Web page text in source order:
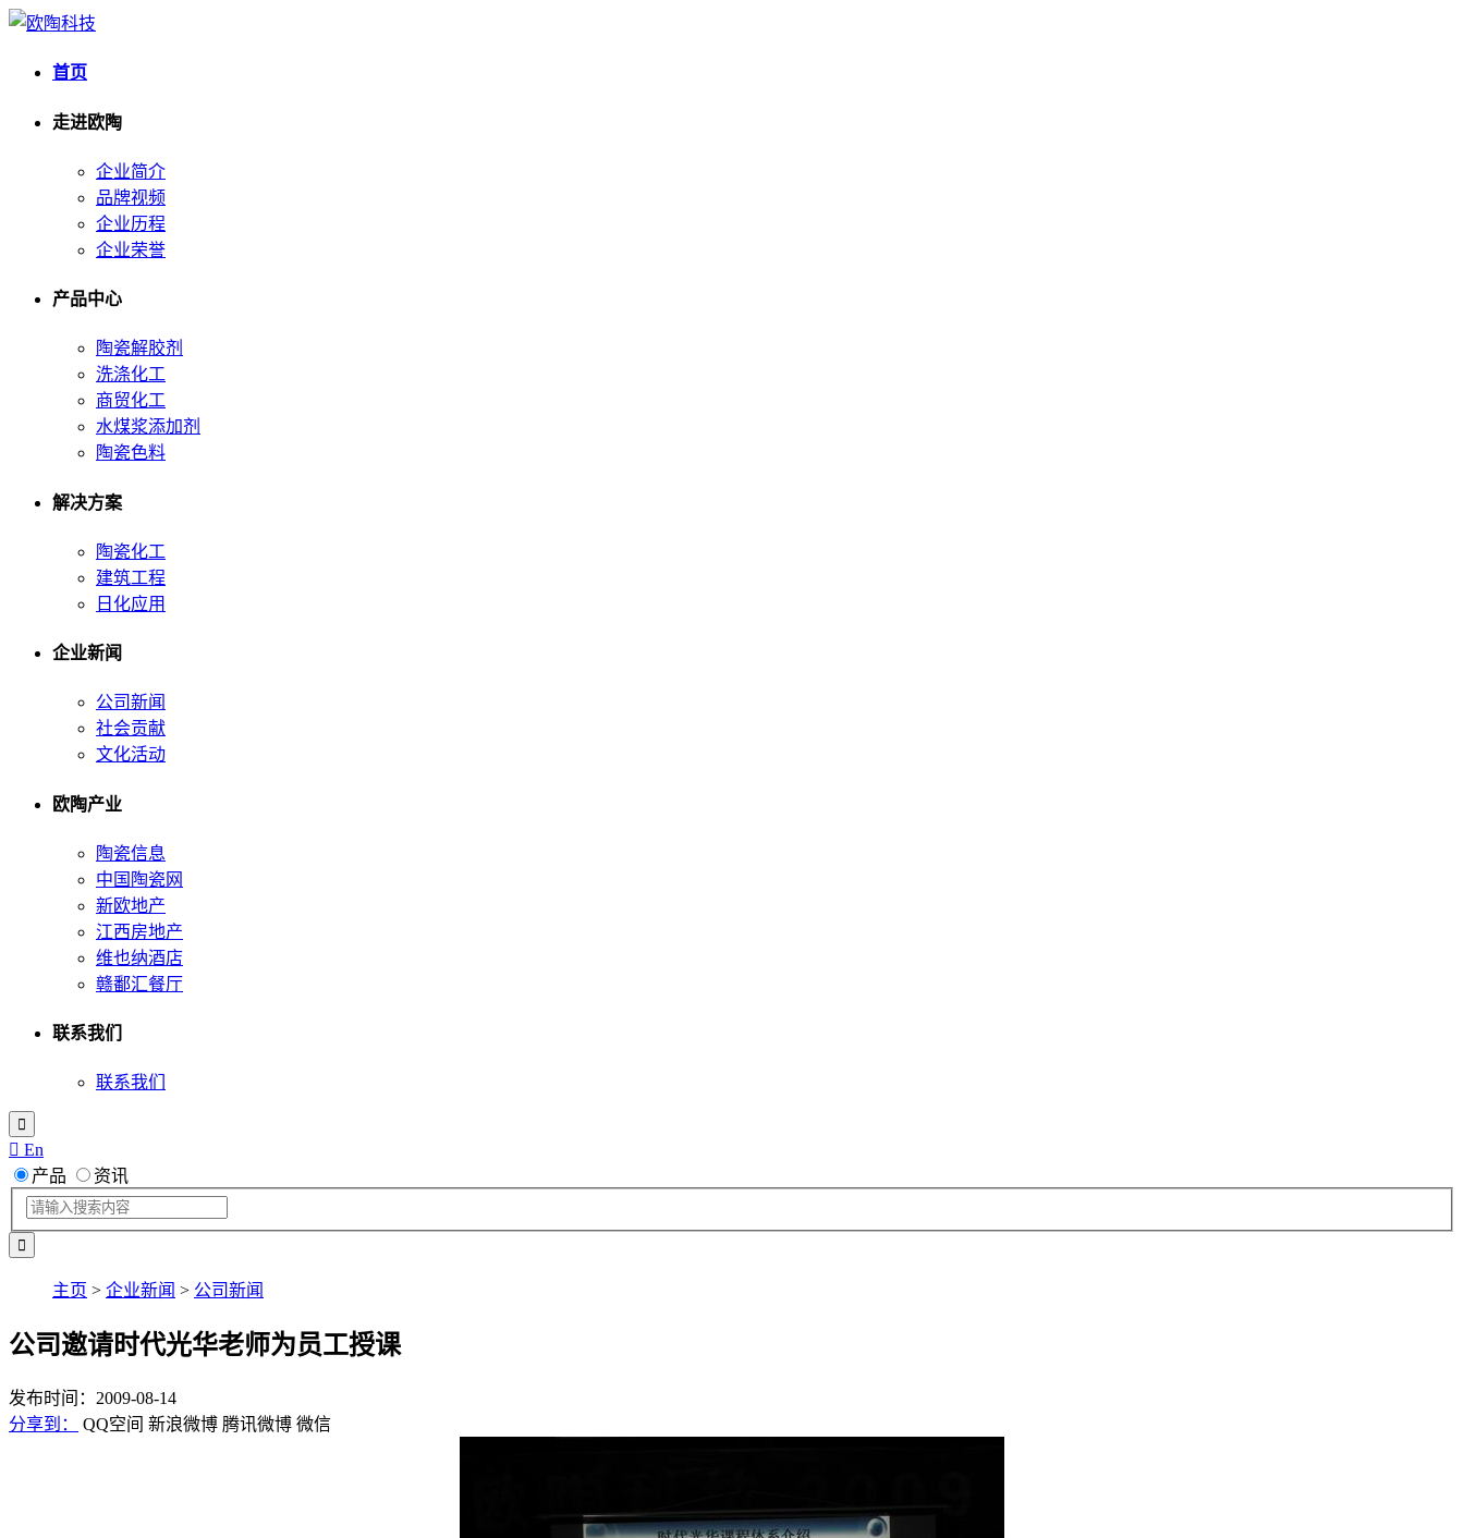
首页
走进欧陶
企业简介
品牌视频
企业历程
企业荣誉
产品中心
陶瓷解胶剂
洗涤化工
商贸化工
水煤浆添加剂
陶瓷色料
解决方案
陶瓷化工
建筑工程
日化应用
企业新闻
公司新闻
社会贡献
文化活动
欧陶产业
陶瓷信息
中国陶瓷网
新欧地产
江西房地产
维也纳酒店
赣鄱汇餐厅
联系我们
联系我们

 En
产品
资讯
主页 > 企业新闻 > 公司新闻
公司邀请时代光华老师为员工授课
发布时间：2009-08-14
分享到：
QQ空间 新浪微博 腾讯微博 微信